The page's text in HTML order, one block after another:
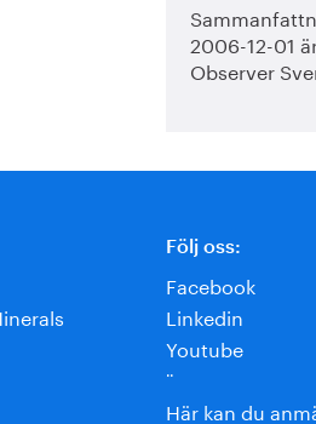
2006-12-01
Observer
Följ oss:
Facebook
Linkedin
Youtube
¨
Här kan du